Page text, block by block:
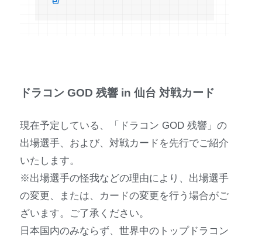
ドラコン GOD 残響 in 仙台 対戦カード
現在予定している、「ドラコン GOD 残響」の
出場選手、および、対戦カードを先行でご紹介
いたします。
※出場選手の怪我などの理由により、出場選手
の変更、または、カードの変更を行う場合がご
ざいます。ご了承ください。
日本国内のみならず、世界中のトップドラコン